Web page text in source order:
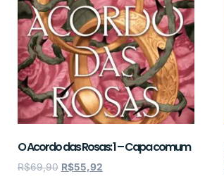
O Acordo das Rosas: 1 – Capa comum
R$69,90 R$55,92